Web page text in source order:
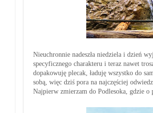
Nieuchronnie nadeszła niedziela i dzień
specyficznego charakteru i teraz nawet
dopakowuję plecak, ładuję wszystko do
sobą, więc dziś pora na najczęściej
Najpierw zmierzam do Podlesoka, gdzie o